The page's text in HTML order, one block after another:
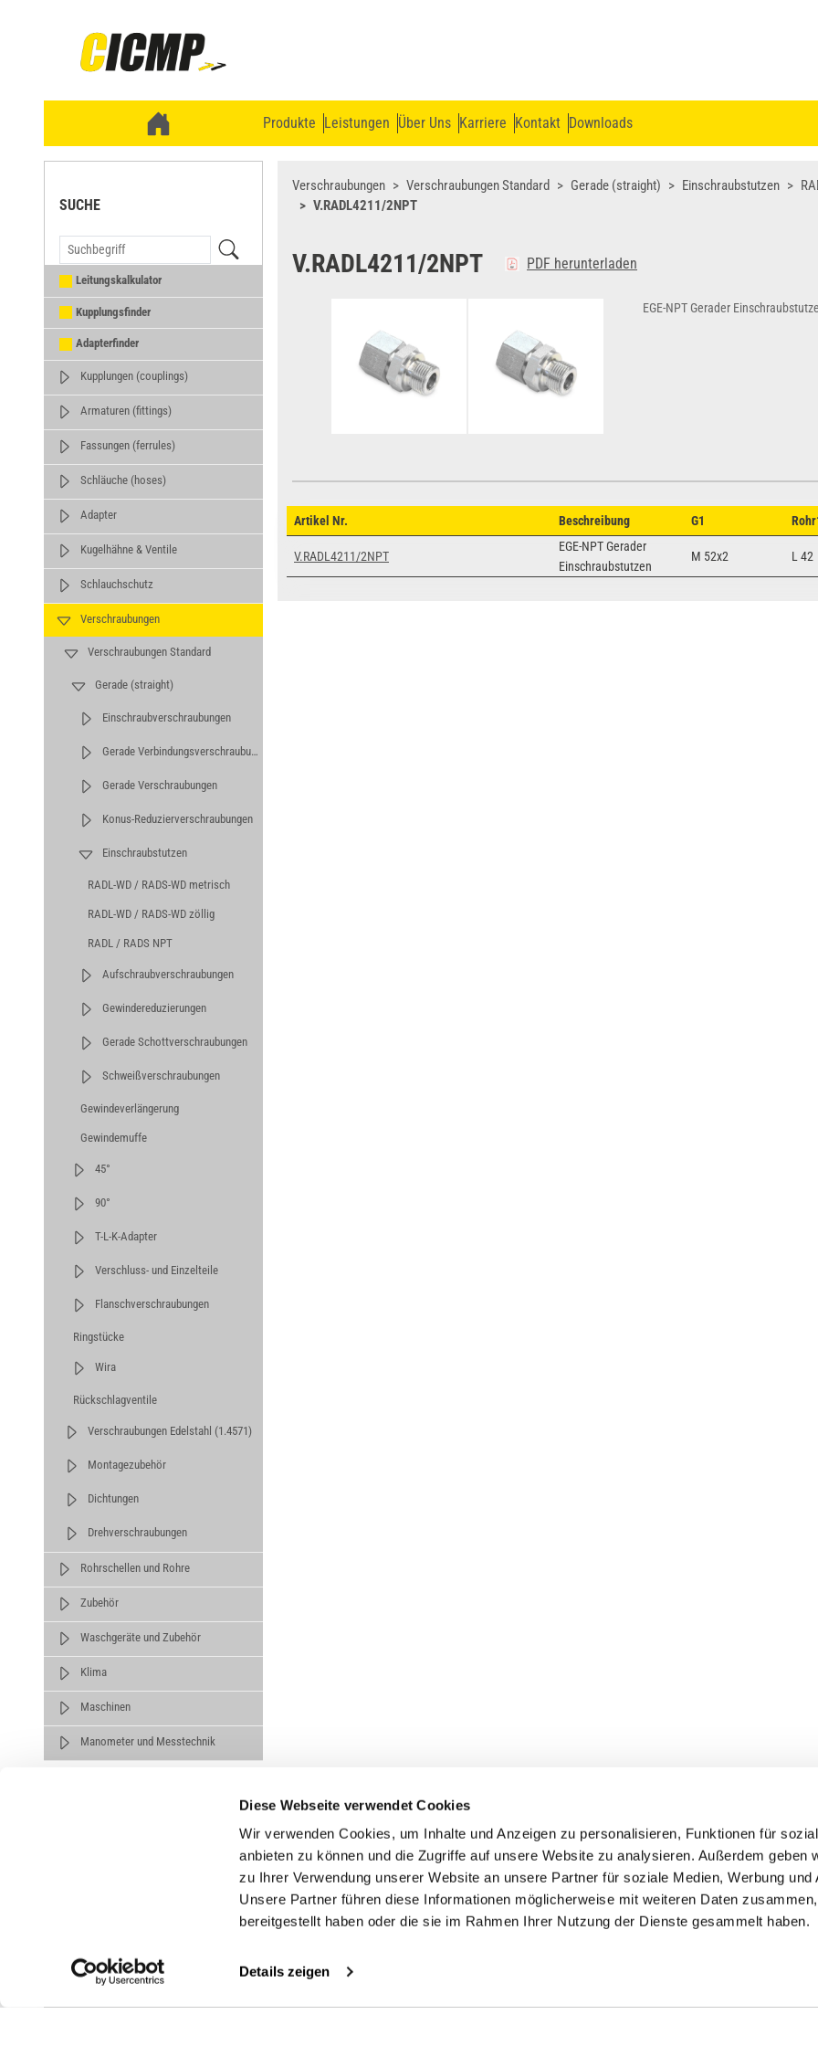
Diese Webseite verwendet Cookies
Wir verwenden Cookies, um Inhalte und Anzeigen zu personalisieren, Funktionen für
anbieten zu können und die Zugriffe auf unsere Website zu analysieren. Außerdem geben
zu Ihrer Verwendung unserer Website an unsere Partner für soziale Medien, Werbung und
Unsere Partner führen diese Informationen möglicherweise mit weiteren Daten
bereitgestellt haben oder die sie im Rahmen Ihrer Nutzung der Dienste gesammelt haben.
Details zeigen
Produkte Leistungen Über Uns Karriere Kontakt Downloads
SUCHE
Leitungskalkulator
Kupplungsfinder
Adapterfinder
Kupplungen (couplings)
Armaturen (fittings)
Fassungen (ferrules)
Schläuche (hoses)
Adapter
Kugelhähne & Ventile
Schlauchschutz
Verschraubungen
Verschraubungen Standard
Gerade (straight)
Einschraubverschraubungen
Gerade Verbindungsverschraubungen
Gerade Verschraubungen
Konus-Reduzierverschraubungen
Einschraubstutzen
RADL-WD / RADS-WD metrisch
RADL-WD / RADS-WD zöllig
RADL / RADS NPT
Aufschraubverschraubungen
Gewindereduzierungen
Gerade Schottverschraubungen
Schweißverschraubungen
Gewindeverlängerung
Gewindemuffe
45°
90°
T-L-K-Adapter
Verschluss- und Einzelteile
Flanschverschraubungen
Ringstücke
Wira
Rückschlagventile
Verschraubungen Edelstahl (1.4571)
Montagezubehör
Dichtungen
Drehverschraubungen
Rohrschellen und Rohre
Zubehör
Waschgeräte und Zubehör
Klima
Maschinen
Manometer und Messtechnik
Verschraubungen Verschraubungen Standard Gerade (straight) Einschraubstutzen
V.RADL4211/2NPT
V.RADL4211/2NPT PDF herunterladen
EGE-NPT Gerader
Artikel Nr. Beschreibung G1
V.RADL4211/2NPT
EGE-NPT Gerader
Einschraubstutzen
M 52x2 L 42
Unternehmen
Über uns
Service
Downloads
Kontakt
Tel.: (+43) 07221 63430